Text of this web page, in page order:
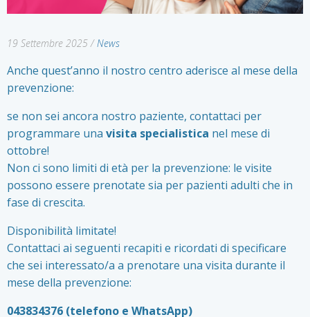
19 Settembre 2025/News
Anche quest’anno il nostro centro aderisce al mese della
prevenzione:
se non sei ancora nostro paziente, contattaci per
programmare una visita specialistica nel mese di
ottobre!
Non ci sono limiti di età per la prevenzione: le visite
possono essere prenotate sia per pazienti adulti che in
fase di crescita.
Disponibilità limitate!
Contattaci ai seguenti recapiti e ricordati di specificare
che sei interessato/a a prenotare una visita durante il
mese della prevenzione:
043834376 (telefono e WhatsApp)